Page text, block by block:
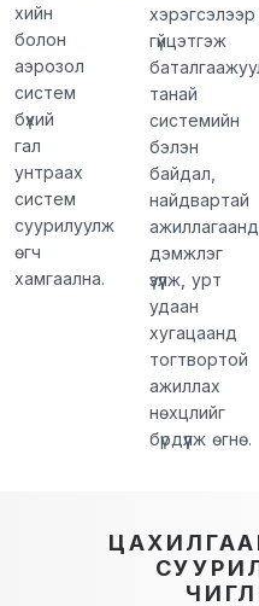
хийн
болон
аэрозол
систем
бүхий
гал
унтраах
систем
суурилуулж
өгч
хамгаална.
хэрэгсэлээр
гүйцэтгэж
танай
системийн
бэлэн
байдал,
найдвартай
ажиллагаанд
дэмжлэг
үзүүлж, урт
удаан
хугацаанд
тогтвортой
ажиллах
нөхцлийг
бүрдүүлж өгнө.